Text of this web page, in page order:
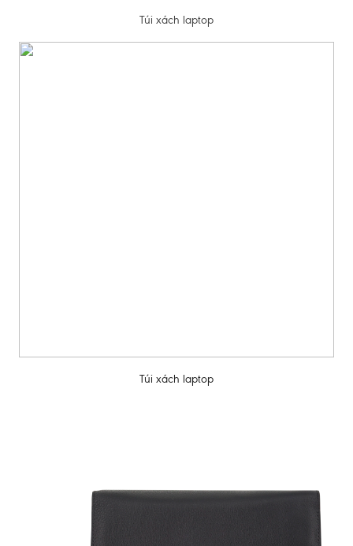
Túi xách laptop
Túi xách laptop